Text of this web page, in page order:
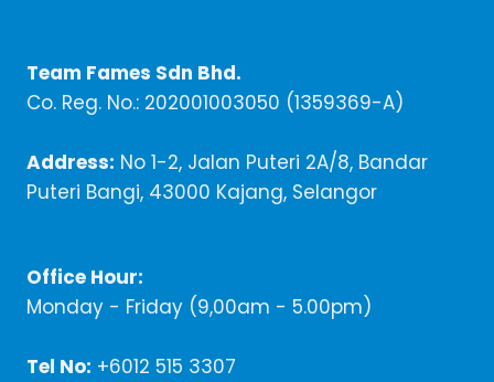
Team Fames Sdn Bhd.
Co. Reg. No.: 202001003050 (1359369-A)
Address: No 1-2, Jalan Puteri 2A/8, Bandar
Puteri Bangi, 43000 Kajang, Selangor
Office Hour:
Monday - Friday (9,00am - 5.00pm)
Tel No: +6012 515 3307